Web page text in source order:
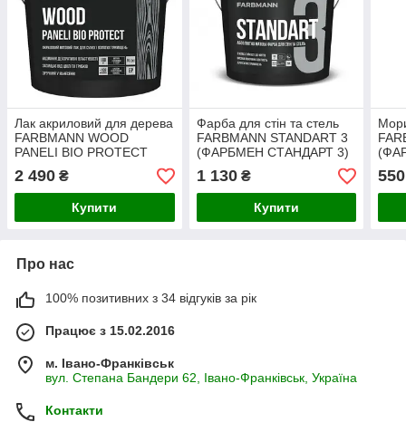
Лак акриловий для дерева
FARBMANN WOOD
PANELI BIO PROTECT
(ФАРБМЕН БІО ПРОТЕКТ)
9л матовий
2 490 ₴
Купити
Фарба для стін та стель
FARBMANN STANDART 3
(ФАРБМЕН СТАНДАРТ 3)
2.7л (А) матова біла
1 130₴
Купити
2.7л
550
Про нас
100% позитивних з 34 відгуків за рік
Працює з 15.02.2016
м. Івано-Франківськ
вул. Степана Бандери 62, Івано-Франківськ, Україна
Контакти